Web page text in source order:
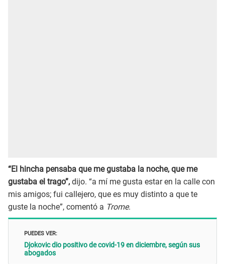
“El hincha pensaba que me gustaba la noche, que me
gustaba el trago”, dijo. “a mí me gusta estar en la calle con
mis amigos; fui callejero, que es muy distinto a que te
guste la noche”, comentó a Trome.
PUEDES VER:
Djokovic dio positivo de covid-19 en diciembre, según sus
abogados